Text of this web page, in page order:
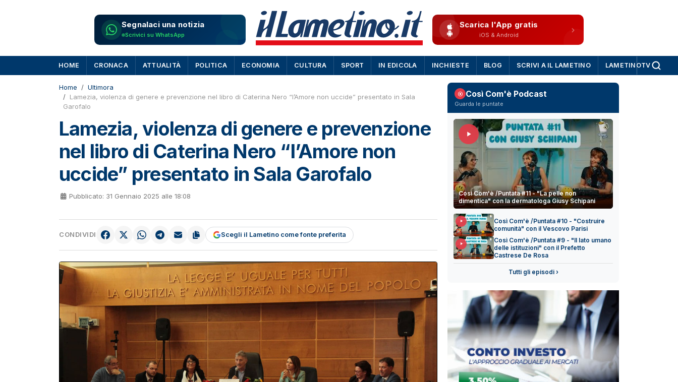
Segnalaci una notizia
Scrivici su WhatsApp
Scarica l'App gratis
iOS & Android
HOME CRONACA ATTUALITÀ POLITICA ECONOMIA CULTURA SPORT IN EDICOLA INCHIESTE BLOG SCRIVI A IL LAMETINO LAMETINOTV
Home
Ultimora
Lamezia, violenza di genere e prevenzione nel libro di Caterina Nero “l’Amore non uccide” presentato in Sala
Garofalo
Lamezia, violenza di genere e prevenzione
nel libro di Caterina Nero “l’Amore non
uccide” presentato in Sala Garofalo
Pubblicato: 31 Gennaio 2025 alle 18:08
CONDIVIDI Scegli il Lametino come fonte preferita
Così Com'è Podcast
Guarda le puntate
Così Com'è /Puntata #11 - "La pelle non
dimentica" con la dermatologa Giusy Schipani
Così Com'è /Puntata #10 - "Costruire
comunità" con il Vescovo Parisi
Così Com'è /Puntata #9 - "Il lato umano
delle istituzioni" con il Prefetto
Castrese De Rosa
Tutti gli episodi ›